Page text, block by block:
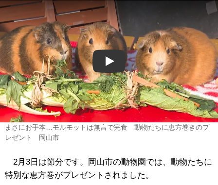
Play
まさにお手本…モルモットは無言で完食 動物たちに恵方巻きのプ
レゼント 岡山市
2月3日は節分です。岡山市の動物園では、動物たちに
特別な恵方巻がプレゼントされました。